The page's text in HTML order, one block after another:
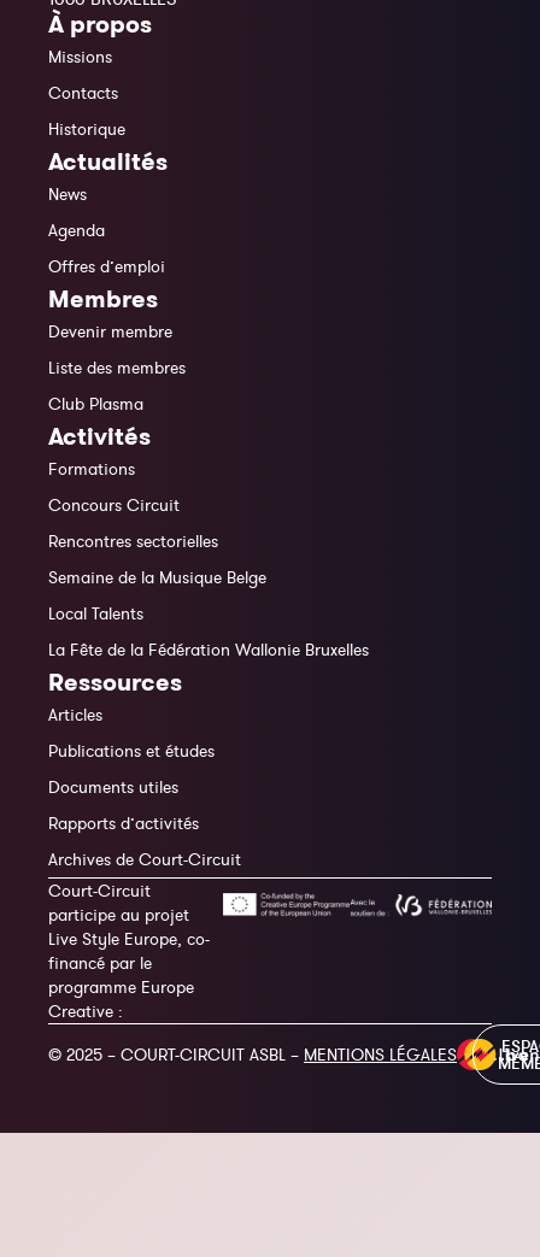
À propos
Missions
Contacts
Historique
Actualités
News
Agenda
Offres d’emploi
Membres
Devenir membre
Liste des membres
Club Plasma
Activités
Formations
Concours Circuit
Rencontres sectorielles
Semaine de la Musique Belge
Local Talents
La Fête de la Fédération Wallonie Bruxelles
Ressources
Articles
Publications et études
Documents utiles
Rapports d’activités
Archives de Court-Circuit
Court-Circuit
participe au projet
Live Style Europe, co-
financé par le
programme Europe
Creative :
© 2025 – COURT-CIRCUIT ASBL – MENTIONS LÉGALES